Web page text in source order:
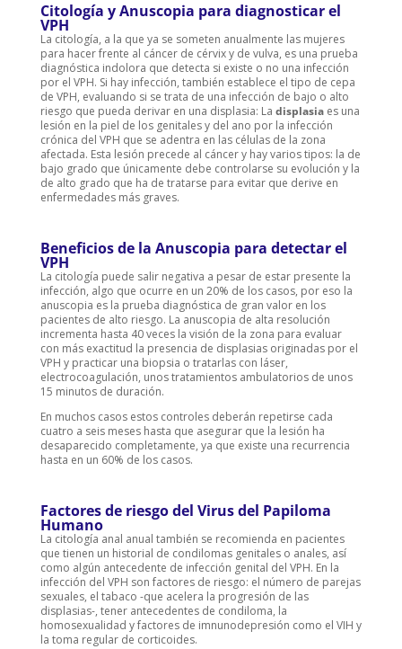
Citología y Anuscopia para diagnosticar el
VPH
La citología, a la que ya se someten anualmente las mujeres
para hacer frente al cáncer de cérvix y de vulva, es una prueba
diagnóstica indolora que detecta si existe o no una infección
por el VPH. Si hay infección, también establece el tipo de cepa
de VPH, evaluando si se trata de una infección de bajo o alto
riesgo que pueda derivar en una displasia: La displasiaes una
lesión en la piel de los genitales y del ano por la infección
crónica del VPH que se adentra en las células de la zona
afectada. Esta lesión precede al cáncer y hay varios tipos: la de
bajo grado que únicamente debe controlarse su evolución y la
de alto grado que ha de tratarse para evitar que derive en
enfermedades más graves.
Beneficios de la Anuscopia para detectar el
VPH
La citología puede salir negativa a pesar de estar presente la
infección, algo que ocurre en un 20% de los casos, por eso la
anuscopia es la prueba diagnóstica de gran valor en los
pacientes de alto riesgo. La anuscopia de alta resolución
incrementa hasta 40 veces la visión de la zona para evaluar
con más exactitud la presencia de displasias originadas por el
VPH y practicar una biopsia o tratarlas con láser,
electrocoagulación, unos tratamientos ambulatorios de unos
15 minutos de duración.
En muchos casos estos controles deberán repetirse cada
cuatro a seis meses hasta que asegurar que la lesión ha
desaparecido completamente, ya que existe una recurrencia
hasta en un 60% de los casos.
Factores de riesgo del Virus del Papiloma
Humano
La citología anal anual también se recomienda en pacientes
que tienen un historial de condilomas genitales o anales, así
como algún antecedente de infección genital del VPH. En la
infección del VPH son factores de riesgo: el número de parejas
sexuales, el tabaco -que acelera la progresión de las
displasias-, tener antecedentes de condiloma, la
homosexualidad y factores de imnunodepresión como el VIH y
la toma regular de corticoides.